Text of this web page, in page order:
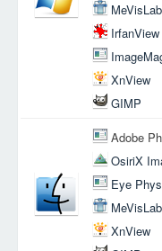
MeVisLab
IrfanView
XnView
GIMP
Adobe
OsiriX
Eye
MeVisLab
XnView